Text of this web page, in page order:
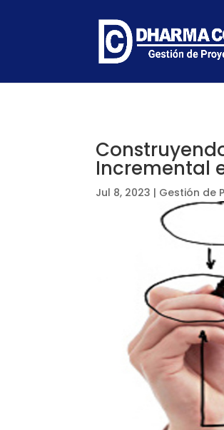
Incremental
Jul 8, 2023 | Gestión de